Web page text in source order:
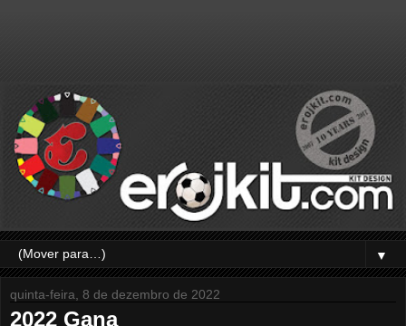
▼
quinta-feira, 8 de dezembro de 2022
2022 Gana